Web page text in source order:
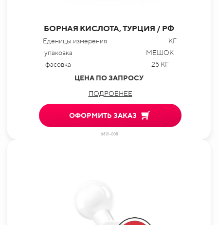
БОРНАЯ КИСЛОТА, ТУРЦИЯ / РФ
Еденицы измерения
КГ
упаковка
МЕШОК
фасовка
25 КГ
ЦЕНА ПО ЗАПРОСУ
ПОДРОБНЕЕ
ОФОРМИТЬ ЗАКАЗ
id801-008